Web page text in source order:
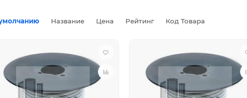
Название Цена Рейтинг Код Товара